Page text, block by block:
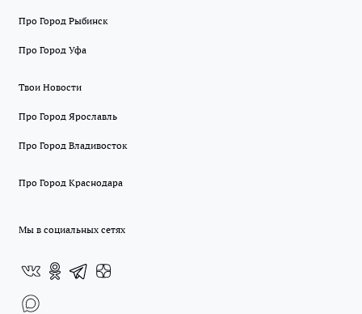
Про Город Рыбинск
Про Город Уфа
Твои Новости
Про Город Ярославль
Про Город Владивосток
Про Город Краснодара
Мы в социальных сетях